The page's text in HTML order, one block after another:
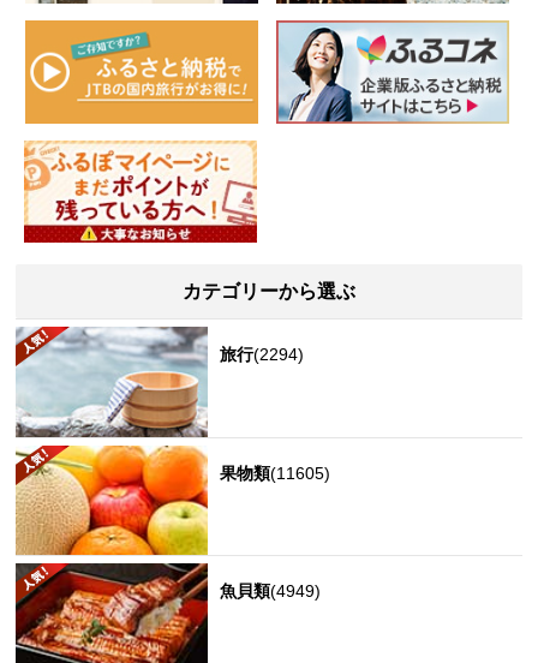
カテゴリーから選ぶ
旅行(2294)
果物類(11605)
魚貝類(4949)